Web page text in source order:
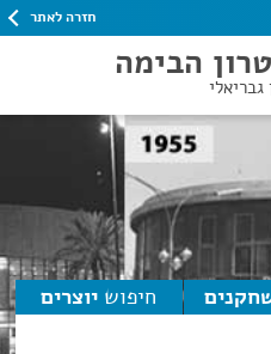
חזרה לאתר
הבימה
חיפוש יוצרים